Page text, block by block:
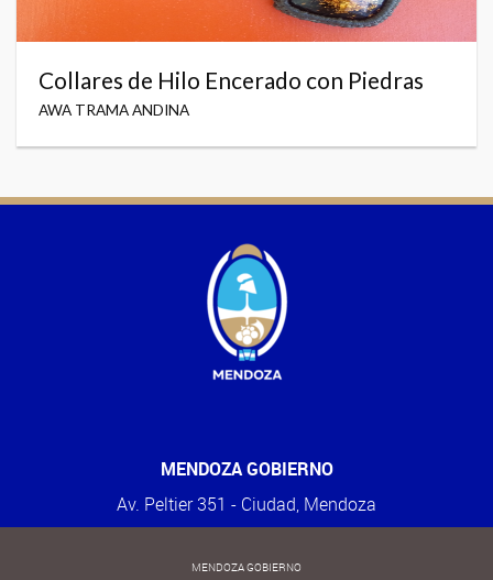
Collares de Hilo Encerado con Piedras
AWA TRAMA ANDINA
MENDOZA GOBIERNO
Av. Peltier 351 - Ciudad, Mendoza
MENDOZA GOBIERNO